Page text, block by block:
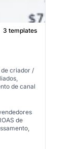
3 templates
criador /
de canal
de